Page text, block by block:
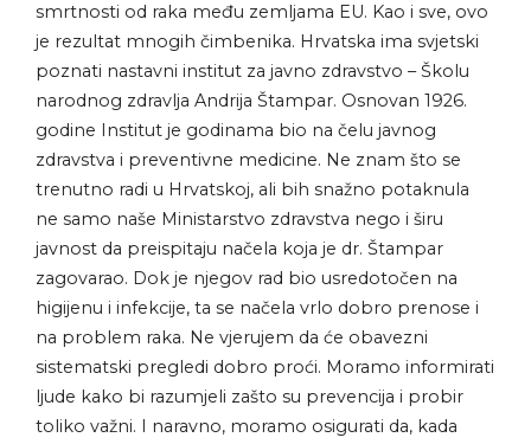
smrtnosti od raka među zemljama EU. Kao i sve, ovo
je rezultat mnogih čimbenika. Hrvatska ima svjetski
poznati nastavni institut za javno zdravstvo – Školu
narodnog zdravlja Andrija Štampar. Osnovan 1926.
godine Institut je godinama bio na čelu javnog
zdravstva i preventivne medicine. Ne znam što se
trenutno radi u Hrvatskoj, ali bih snažno potaknula
ne samo naše Ministarstvo zdravstva nego i širu
javnost da preispitaju načela koja je dr. Štampar
zagovarao. Dok je njegov rad bio usredotočen na
higijenu i infekcije, ta se načela vrlo dobro prenose i
na problem raka. Ne vjerujem da će obavezni
sistematski pregledi dobro proći. Moramo informirati
ljude kako bi razumjeli zašto su prevencija i probir
toliko važni. I naravno, moramo osigurati da, kada